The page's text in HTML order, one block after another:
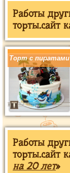
Работы
торты.сайт
Торт с пиратами
Работы
торты.сайт
на 20 лет»